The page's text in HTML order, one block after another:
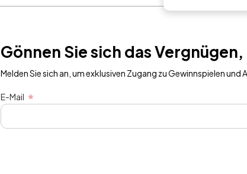
Gönnen Sie sich das
Melden Sie sich an, um exklusiven Zugang zu Gewinnspielen und
E-Mail